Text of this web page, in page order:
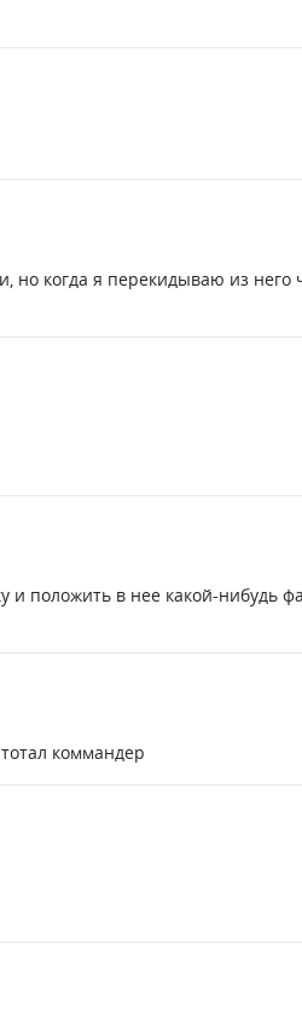
но когда я перекидываю из
и положить в нее какой-нибудь
коммандер